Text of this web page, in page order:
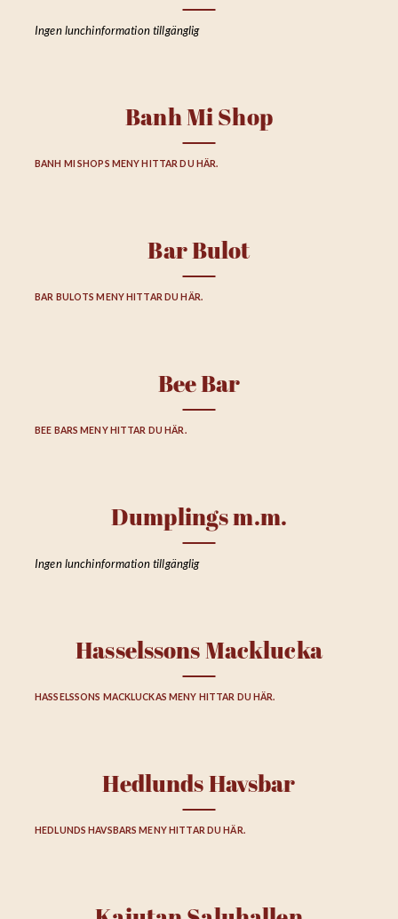
Ingen lunchinformation tillgänglig
Banh Mi Shop
BANH MI SHOPS MENY HITTAR DU HÄR.
Bar Bulot
BAR BULOTS MENY HITTAR DU HÄR.
Bee Bar
BEE BARS MENY HITTAR DU HÄR.
Dumplings m.m.
Ingen lunchinformation tillgänglig
Hasselssons Macklucka
HASSELSSONS MACKLUCKAS MENY HITTAR DU HÄR.
Hedlunds Havsbar
HEDLUNDS HAVSBARS MENY HITTAR DU HÄR.